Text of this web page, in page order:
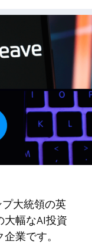
プ大統領の英
幅なAI投資
業です。